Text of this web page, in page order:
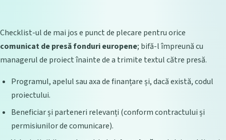
Checklist-ul de mai jos e punct de plecare pentru orice
comunicat de presă fonduri europene; bifă-l împreună cu
managerul de proiect înainte de a trimite textul către presă.
Programul, apelul sau axa de finanțare și, dacă există, codul
proiectului.
Beneficiar și parteneri relevanți (conform contractului și
permisiunilor de comunicare).